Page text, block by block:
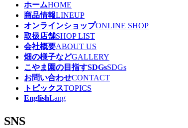
ホームHOME
商品情報LINEUP
オンラインショップONLINE SHOP
取扱店舗SHOP LIST
会社概要ABOUT US
畑の様子などGALLERY
こやま園の目指すSDGsSDGs
お問い合わせCONTACT
トピックスTOPICS
EnglishLang
SNS